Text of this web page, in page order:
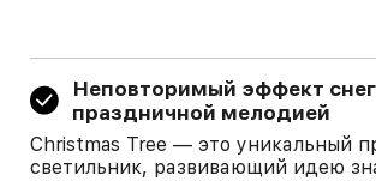
Неповторимый эффект
праздничной мелодией
Christmas Tree — это уникальный
светильник, развивающий идею